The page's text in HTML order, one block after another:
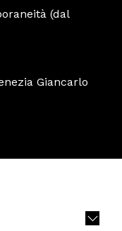
(dal
Giancarlo